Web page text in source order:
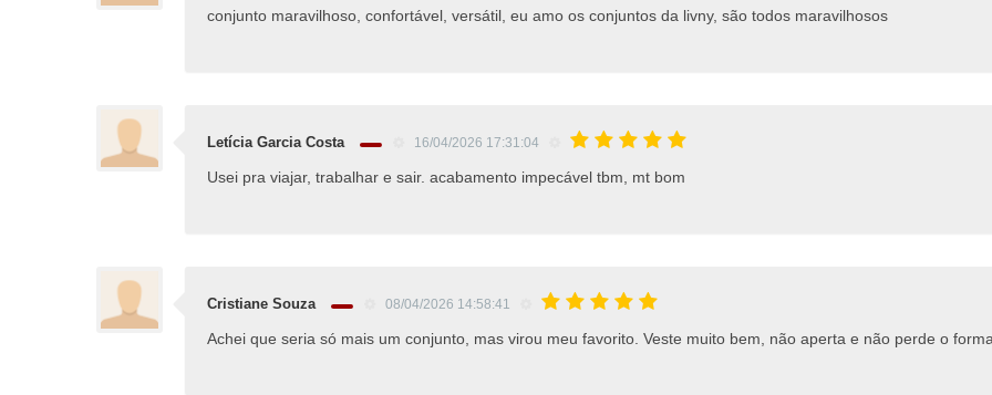
conjunto maravilhoso, confortável, versátil, eu amo os conjuntos da livny, são todos maravilhosos
Letícia Garcia Costa 16/04/2026 17:31:04
Usei pra viajar, trabalhar e sair. acabamento impecável tbm, mt bom
Cristiane Souza 08/04/2026 14:58:41
Achei que seria só mais um conjunto, mas virou meu favorito. Veste muito bem, não aperta e não perde o